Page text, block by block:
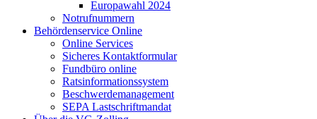
Europawahl 2024
Notrufnummern
Behördenservice Online
Online Services
Sicheres Kontaktformular
Fundbüro online
Ratsinformationssystem
Beschwerdemanagement
SEPA Lastschriftmandat